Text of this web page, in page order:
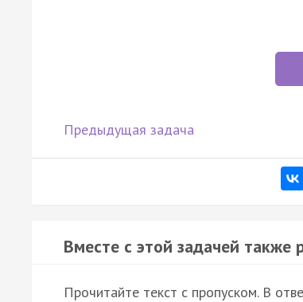
Предыдущая задача
Вместе с этой задачей также
Прочитайте текст с пропуском. В